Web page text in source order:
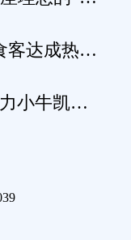
客达成热干
小牛凯西